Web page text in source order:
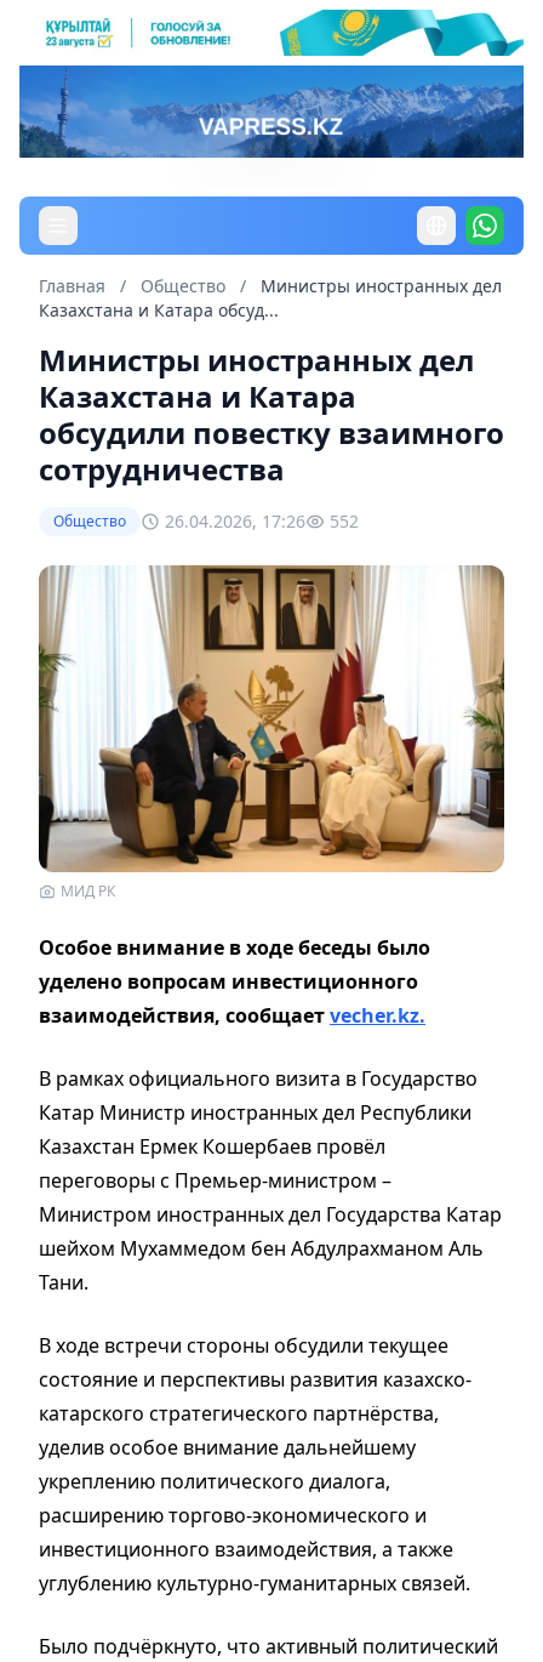
Главная / Общество /
Министры иностранных дел
Казахстана и Катара обсуд...
Министры иностранных дел
Казахстана и Катара
обсудили повестку взаимного
сотрудничества
Общество 26.04.2026, 17:26 552
МИД РК
Особое внимание в ходе беседы было
уделено вопросам инвестиционного
взаимодействия, сообщаетvecher.kz.
В рамках официального визита в Государство
Катар Министр иностранных дел Республики
Казахстан Ермек Кошербаев провёл
переговоры с Премьер-министром –
Министром иностранных дел Государства Катар
шейхом Мухаммедом бен Абдулрахманом Аль
Тани.
В ходе встречи стороны обсудили текущее
состояние и перспективы развития казахско-
катарского стратегического партнёрства,
уделив особое внимание дальнейшему
укреплению политического диалога,
расширению торгово-экономического и
инвестиционного взаимодействия, а также
углублению культурно-гуманитарных связей.
Было подчёркнуто, что активный политический